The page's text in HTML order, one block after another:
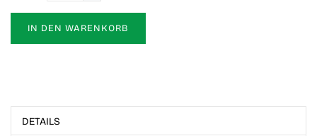
IN DEN WARENKORB
DETAILS